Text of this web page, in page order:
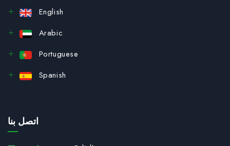
English
Arabic
Portuguese
Spanish
اتصل بنا